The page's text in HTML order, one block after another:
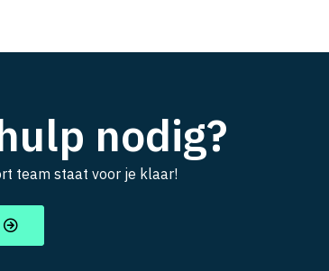
nodig?
team staat voor je klaar!